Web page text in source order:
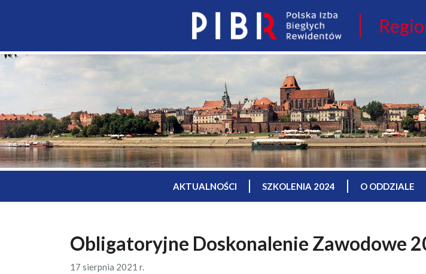
AKTUALNOŚCI SZKOLENIA 2024 O ODDZIALE
Obligatoryjne Doskonalenie Zawodowe
17 sierpnia 2021 r.